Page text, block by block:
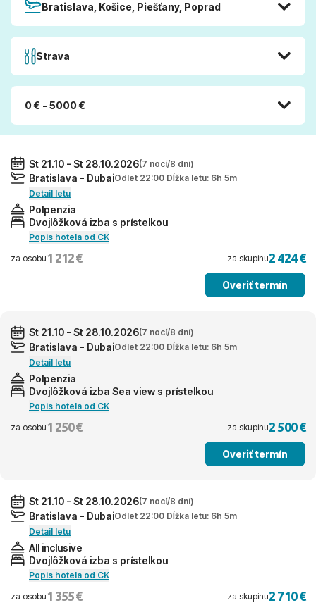
Bratislava, Košice, Piešťany, Poprad
Strava
0 € - 5000 €
St 21.10 - St 28.10.2026(7 nocí/8 dní)
Bratislava - DubaiOdlet 22:00 Dĺžka letu: 6h 5m
Detail letu
Polpenzia
Dvojlôžková izba s prístelkou
Popis hotela od CK
za osobu 1 212 € za skupinu2 424 €
Overiť termín
St 21.10 - St 28.10.2026(7 nocí/8 dní)
Bratislava - DubaiOdlet 22:00 Dĺžka letu: 6h 5m
Detail letu
Polpenzia
Dvojlôžková izba Sea view s prístelkou
Popis hotela od CK
za osobu 1 250 € za skupinu2 500 €
Overiť termín
St 21.10 - St 28.10.2026(7 nocí/8 dní)
Bratislava - DubaiOdlet 22:00 Dĺžka letu: 6h 5m
Detail letu
All inclusive
Dvojlôžková izba s prístelkou
Popis hotela od CK
za osobu 1 355 € za skupinu2 710 €